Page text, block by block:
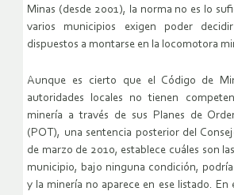
Minas (desde 2001), la norma no es lo
varios municipios exigen poder
dispuestos a montarse en la locomotora
Aunque es cierto que el Código de
autoridades locales no tienen
minería a través de sus Planes de
(POT), una sentencia posterior del
de marzo de 2010, establece cuáles son
municipio, bajo ninguna condición,
y la minería no aparece en ese listado. En